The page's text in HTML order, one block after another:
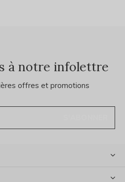
à notre infolettre
offres et promotions